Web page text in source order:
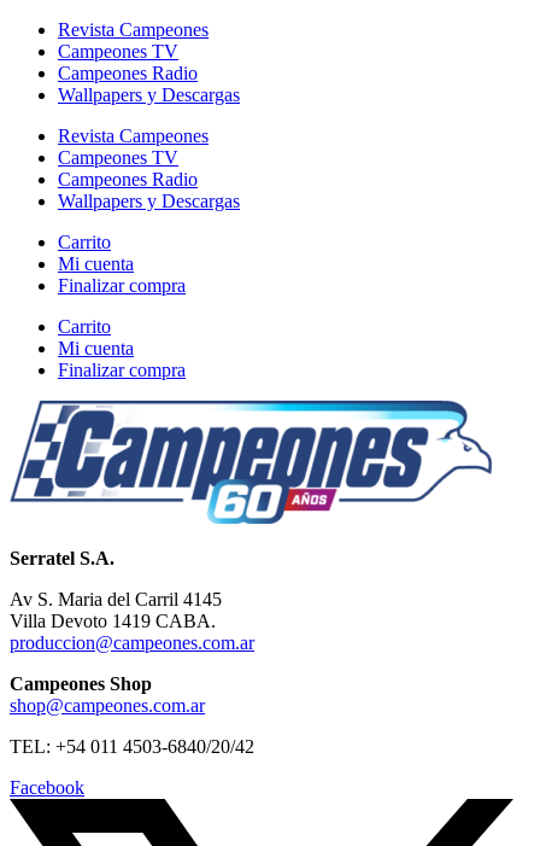
Revista Campeones
Campeones TV
Campeones Radio
Wallpapers y Descargas
Revista Campeones
Campeones TV
Campeones Radio
Wallpapers y Descargas
Carrito
Mi cuenta
Finalizar compra
Carrito
Mi cuenta
Finalizar compra
Serratel S.A.
Av S. Maria del Carril 4145
Villa Devoto 1419 CABA.
produccion@campeones.com.ar
Campeones Shop
shop@campeones.com.ar
TEL: +54 011 4503-6840/20/42
Facebook